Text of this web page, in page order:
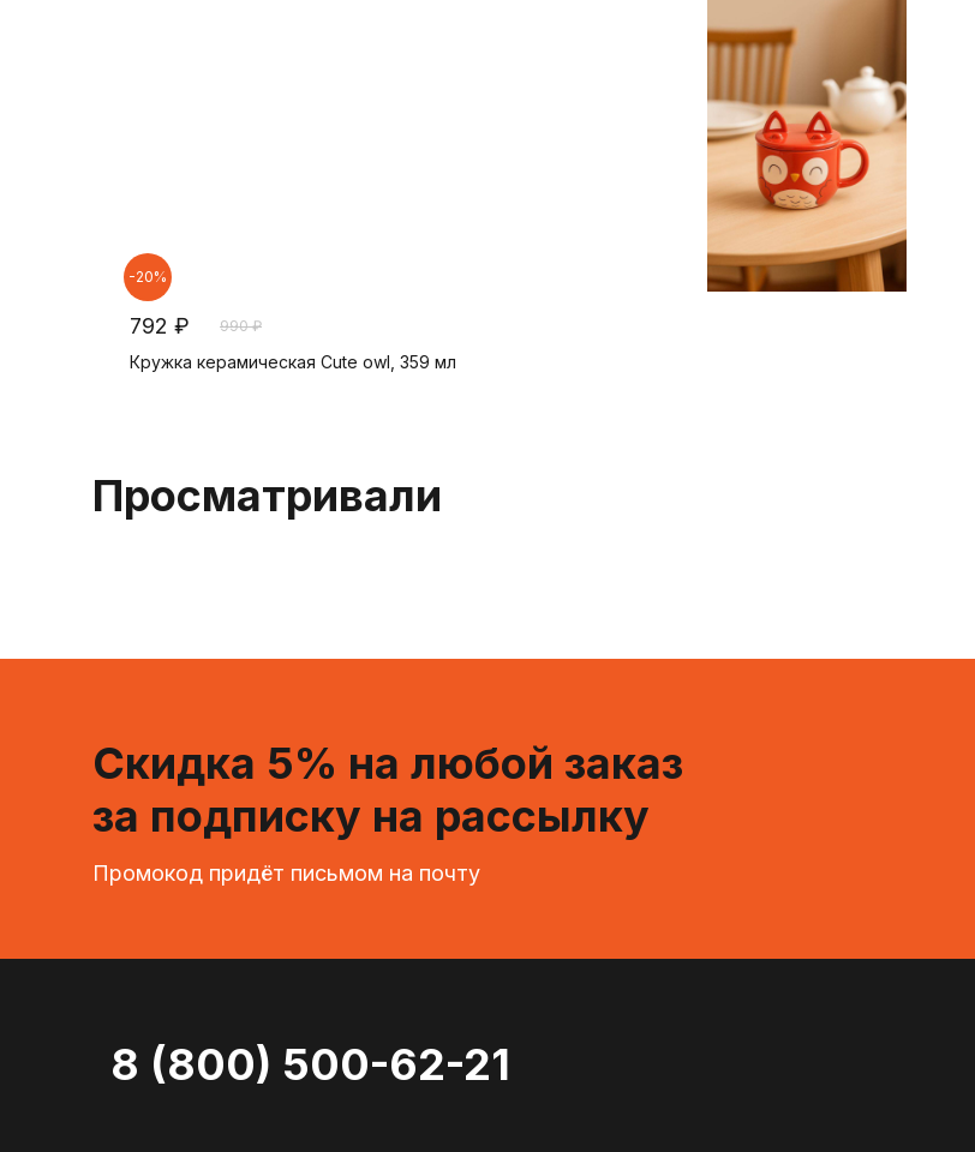
-20%
792 ₽ 990 ₽
Кружка керамическая Cute owl, 359 мл
Просматривали
Скидка 5% на любой заказ
за подписку на рассылку
Промокод придёт письмом на почту
8 (800) 500-62-21